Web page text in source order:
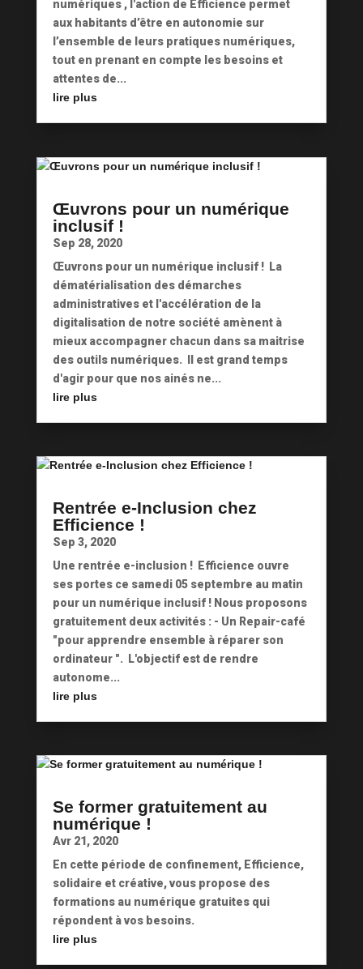
numériques , l'action de Efficience permet
aux habitants d’être en autonomie sur
l’ensemble de leurs pratiques numériques,
tout en prenant en compte les besoins et
attentes de...
lire plus
Œuvrons pour un numérique
inclusif !
Sep 28, 2020
Œuvrons pour un numérique inclusif ! La
dématérialisation des démarches
administratives et l'accélération de la
digitalisation de notre société amènent à
mieux accompagner chacun dans sa maitrise
des outils numériques. Il est grand temps
d'agir pour que nos ainés ne...
lire plus
Rentrée e-Inclusion chez
Efficience !
Sep 3, 2020
Une rentrée e-inclusion ! Efficience ouvre
ses portes ce samedi 05 septembre au matin
pour un numérique inclusif ! Nous proposons
gratuitement deux activités : - Un Repair-café
"pour apprendre ensemble à réparer son
ordinateur ". L'objectif est de rendre
autonome...
lire plus
Se former gratuitement au
numérique !
Avr 21, 2020
En cette période de confinement, Efficience,
solidaire et créative, vous propose des
formations au numérique gratuites qui
répondent à vos besoins.
lire plus